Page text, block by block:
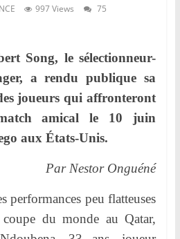
997 Views
75
Song, le sélectionneur-
a rendu publique sa
joueurs qui affronteront
amical le 10 juin
aux États-Unis.
Par Nestor Onguéné
performances peu flatteuses
du monde au Qatar,